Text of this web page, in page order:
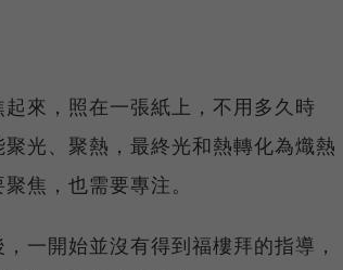
來，照在一張紙上，不用多久時
光、聚熱，最終光和熱轉化為熾熱
焦，也需要專注。
一開始並沒有得到福樓拜的指導，